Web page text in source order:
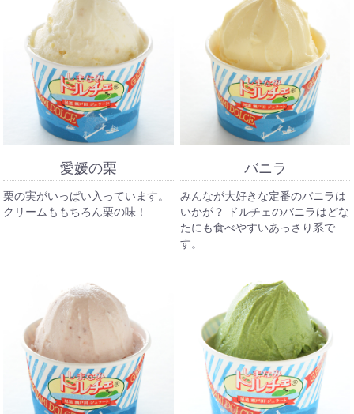
愛媛の栗
栗の実がいっぱい入っています。
クリームももちろん栗の味！
バニラ
みんなが大好きな定番のバニラは
いかが？ ドルチェのバニラはどな
たにも食べやすいあっさり系で
す。